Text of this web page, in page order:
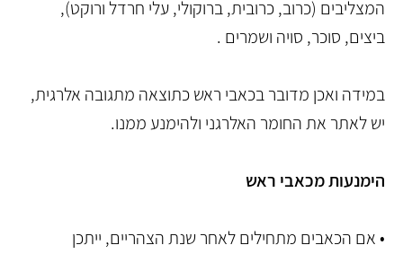
המצליבים (כרוב, כרובית, ברוקולי, עלי חרדל ורוקט),
ביצים, סוכר, סויה ושמרים .
במידה ואכן מדובר בכאבי ראש כתוצאה מתגובה אלרגית,
יש לאתר את החומר האלרגני ולהימנע ממנו.
הימנעות מכאבי ראש
• אם הכאבים מתחילים לאחר שנת הצהריים, ייתכן